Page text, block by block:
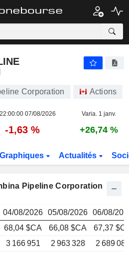
66,27
Corporation Actions
22:00:00 07/08/2026 Varia. 1 janv.
-1,63 % +26,74 %
Graphiques Actualités
Pipeline Corporation
04/08/2026 05/08/2026 06/08/
68,04 $CA 66,08 $CA
67,37
3 166 951 2 963 328
2 689